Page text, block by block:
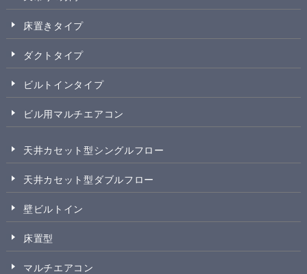
床置きタイプ
ダクトタイプ
ビルトインタイプ
ビル用マルチエアコン
天井カセット型シングルフロー
天井カセット型ダブルフロー
壁ビルトイン
床置型
マルチエアコン